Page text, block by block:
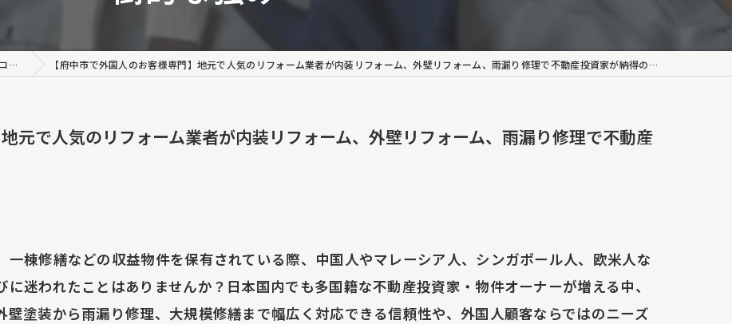
アクセス工法
修理
ング工事
事
コラム 【府中市で外国人のお客様専門】地元で人気のリフォーム業者が内装リフォーム、外壁リフォーム、雨漏り修理で不動産投資家が納得の圧倒的な強み
元で人気のリフォーム業者が内装リフォーム、外壁リフォーム、雨漏り修理で不動産
棟修繕などの収益物件を保有されている際、中国人やマレーシア人、シンガポール人、欧米人な
迷われたことはありませんか？日本国内でも多国籍な不動産投資家・物件オーナーが増える中、
塗装から雨漏り修理、大規模修繕まで幅広く対応できる信頼性や、外国人顧客ならではのニーズ